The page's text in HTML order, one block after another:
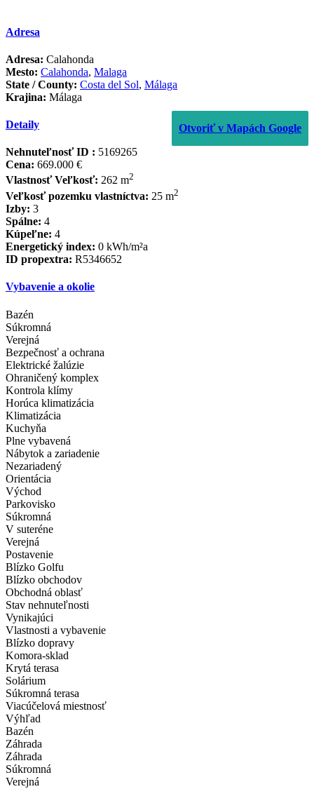
Adresa
Adresa: Calahonda
Mesto: Calahonda, Malaga
State / County: Costa del Sol, Málaga
Krajina: Málaga
Otvoriť v Mapách Google
Detaily
Nehnuteľnosť ID : 5169265
Cena: 669.000 €
Vlastnosť Veľkosť: 262 m2
Veľkosť pozemku vlastníctva: 25 m2
Izby: 3
Spálne: 4
Kúpeľne: 4
Energetický index: 0 kWh/m²a
ID propextra: R5346652
Vybavenie a okolie
Bazén
Súkromná
Verejná
Bezpečnosť a ochrana
Elektrické žalúzie
Ohraničený komplex
Kontrola klímy
Horúca klimatizácia
Klimatizácia
Kuchyňa
Plne vybavená
Nábytok a zariadenie
Nezariadený
Orientácia
Východ
Parkovisko
Súkromná
V suteréne
Verejná
Postavenie
Blízko Golfu
Blízko obchodov
Obchodná oblasť
Stav nehnuteľnosti
Vynikajúci
Vlastnosti a vybavenie
Blízko dopravy
Komora-sklad
Krytá terasa
Solárium
Súkromná terasa
Viacúčelová miestnosť
Výhľad
Bazén
Záhrada
Záhrada
Súkromná
Verejná